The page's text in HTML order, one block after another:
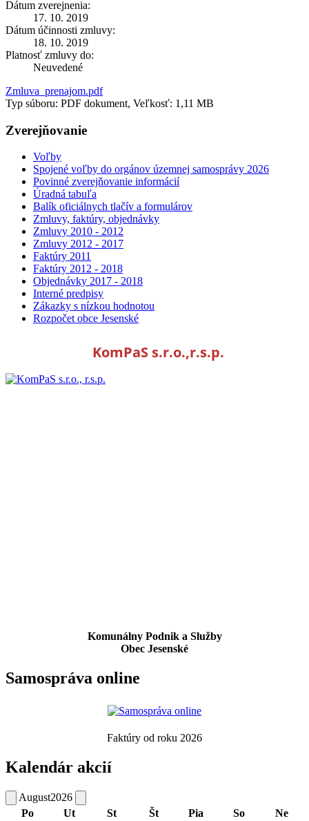
Dátum zverejnenia:
17. 10. 2019
Dátum účinnosti zmluvy:
18. 10. 2019
Platnosť zmluvy do:
Neuvedené
Zmluva_prenajom.pdf
Typ súboru: PDF dokument, Veľkosť: 1,11 MB
Zverejňovanie
Voľby
Spojené voľby do orgánov územnej samosprávy 2026
Povinné zverejňovanie informácií
Úradná tabuľa
Balík oficiálnych tlačív a formulárov
Zmluvy, faktúry, objednávky
Zmluvy 2010 - 2012
Zmluvy 2012 - 2017
Faktúry 2011
Faktúry 2012 - 2018
Objednávky 2017 - 2018
Interné predpisy
Zákazky s nízkou hodnotou
Rozpočet obce Jesenské
KomPaS s.r.o.,r.s.p.
Komunálny Podnik a Služby
Obec Jesenské
Samospráva online
Faktúry od roku 2026
Kalendár akcií
August2026
Po
Ut St Št Pia So
Ne